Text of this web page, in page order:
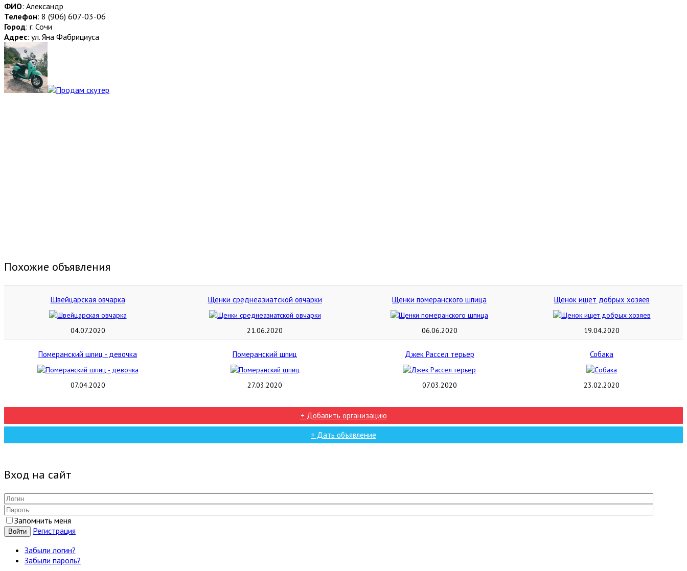
ФИО: Александр
Телефон: 8 (906) 607-03-06
Город: г. Сочи
Адрес: ул. Яна Фабрициуса
Похожие объявления
Швейцарская овчарка
04.07.2020
Щенки среднеазиатской овчарки
21.06.2020
Щенки померанского шпица
06.06.2020
Щенок ищет добрых хозяев
19.04.2020
Померанский шпиц - девочка
07.04.2020
Померанский шпиц
27.03.2020
Джек Рассел терьер
07.03.2020
Собака
23.02.2020
+ Добавить организацию
+ Дать объявление
Вход на сайт
Запомнить меня
Войти
Регистрация
Забыли логин?
Забыли пароль?